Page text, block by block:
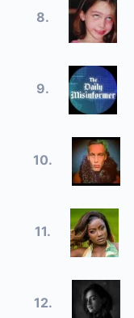
8.
9.
10.
11.
12.